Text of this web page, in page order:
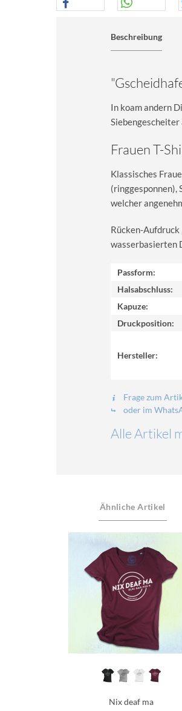
Beschreibung
In koam andern
Frauen T-
Klassisches
(ringgesponnen),
welcher
Rücken-Aufdruck
wasserbasierten
Passform:
Halsabschluss:
Kapuze:
Druckposition:
Hersteller:
Frage zum
oder im
Alle Artikel
Ähnliche Artikel
Nix deaf ma